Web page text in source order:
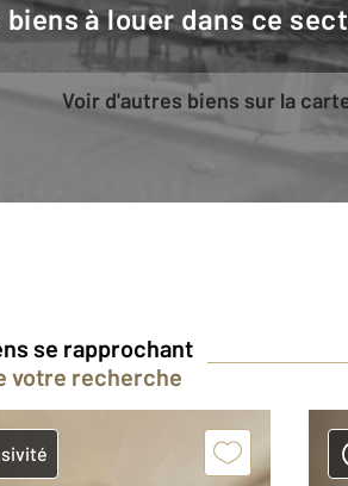
à louer dans ce
Voir d'autres biens sur la
se rapprochant
votre recherche